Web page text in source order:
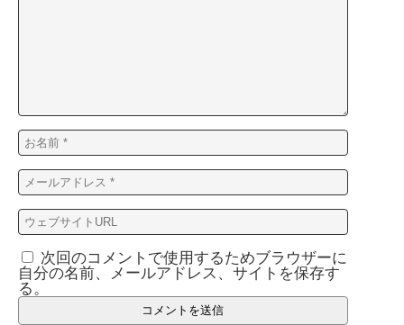
次回のコメントで使用するためブラウザーに
自分の名前、メールアドレス、サイトを保存す
る。